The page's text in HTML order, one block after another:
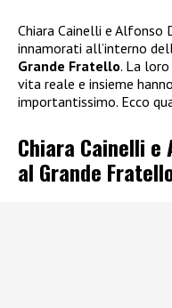
Chiara Cainelli e Alfonso
innamorati all’interno
Grande Fratello. La
vita reale e insieme
importantissimo. Ecco
Chiara Cainelli e
al Grande